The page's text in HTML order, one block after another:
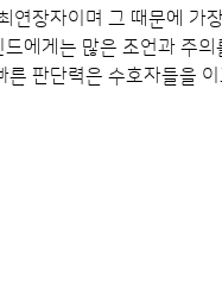
장자이며 그 때문에 가
에게는 많은 조언과 주
판단력은 수호자들을